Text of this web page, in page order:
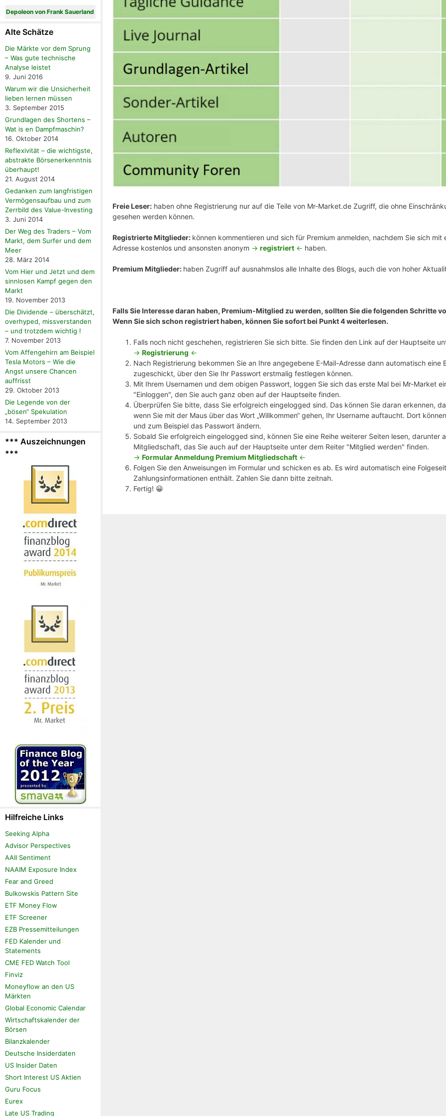
Freie Leser:haben ohne Registrierung nur auf die Teile von Mr-Market.de Zugriff, die ohne
gesehen werden können.
Registrierte Mitglieder: können kommentieren und sich für Premium anmelden, nachdem Sie sich mit
Adresse kostenlos und ansonsten anonym -> registriert<- haben.
Premium Mitglieder: haben Zugriff auf ausnahmslos alle Inhalte des Blogs, auch die von hoher
Falls Sie Interesse daran haben, Premium-Mitglied zu werden, sollten Sie die folgenden Schritte
Wenn Sie sich schon registriert haben, können Sie sofort bei Punkt 4 weiterlesen.
Falls noch nicht geschehen, registrieren Sie sich bitte. Sie finden den Link auf der Hauptseite
-> Registrierung <-
Nach Registrierung bekommen Sie an Ihre angegebene E-Mail-Adresse dann automatisch eine
zugeschickt, über den Sie Ihr Passwort erstmalig festlegen können.
Mit Ihrem Usernamen und dem obigen Passwort, loggen Sie sich das erste Mal bei Mr-Market
"Einloggen", den Sie auch ganz oben auf der Hauptseite finden.
Überprüfen Sie bitte, dass Sie erfolgreich eingelogged sind. Das können Sie daran erkennen,
wenn Sie mit der Maus über das Wort „Willkommen“ gehen, Ihr Username auftaucht. Dort
und zum Beispiel das Passwort ändern.
Sobald Sie erfolgreich eingelogged sind, können Sie eine Reihe weiterer Seiten lesen, darunter
Mitgliedschaft, das Sie auch auf der Hauptseite unter dem Reiter "Mitglied werden" finden.
-> Formular Anmeldung Premium Mitgliedschaft<-
Folgen Sie den Anweisungen im Formular und schicken es ab. Es wird automatisch eine
Zahlungsinformationen enthält. Zahlen Sie dann bitte zeitnah.
Fertig! 😀
Depoleon von Frank Sauerland
Alte Schätze
Die Märkte vor dem Sprung
– Was gute technische
Analyse leistet
9. Juni 2016
Warum wir die Unsicherheit
lieben lernen müssen
3. September 2015
Grundlagen des Shortens –
Wat is en Dampfmaschin?
16. Oktober 2014
Reflexivität – die wichtigste,
abstrakte Börsenerkenntnis
überhaupt!
21. August 2014
Gedanken zum langfristigen
Vermögensaufbau und zum
Zerrbild des Value-Investing
3. Juni 2014
Der Weg des Traders – Vom
Markt, dem Surfer und dem
Meer
28. März 2014
Vom Hier und Jetzt und dem
sinnlosen Kampf gegen den
Markt
19. November 2013
Die Dividende – überschätzt,
overhyped, missverstanden
– und trotzdem wichtig !
7. November 2013
Vom Affengehirn am Beispiel
Tesla Motors – Wie die
Angst unsere Chancen
auffrisst
29. Oktober 2013
Die Legende von der
„bösen“ Spekulation
14. September 2013
*** Auszeichnungen
***
Hilfreiche Links
Seeking Alpha
Advisor Perspectives
AAII Sentiment
NAAIM Exposure Index
Fear and Greed
Bulkowskis Pattern Site
ETF Money Flow
ETF Screener
EZB Pressemitteilungen
FED Kalender und
Statements
CME FED Watch Tool
Finviz
Moneyflow an den US
Märkten
Global Economic Calendar
Wirtschaftskalender der
Börsen
Bilanzkalender
Deutsche Insiderdaten
US Insider Daten
Short Interest US Aktien
Guru Focus
Eurex
Late US Trading